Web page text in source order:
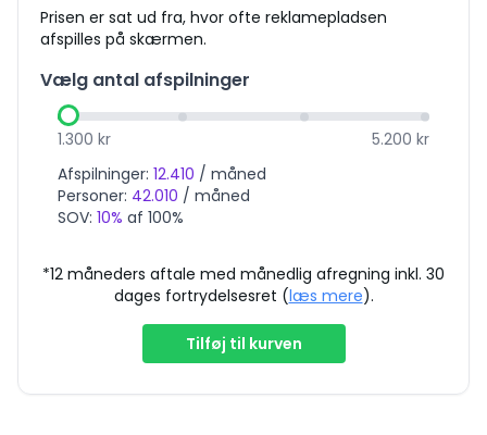
Prisen er sat ud fra, hvor ofte reklamepladsen
afspilles på skærmen.
Vælg antal afspilninger
1.300 kr 5.200 kr
Afspilninger: 12.410 / måned
Personer: 42.010 / måned
SOV: 10% af 100%
*12 måneders aftale med månedlig afregning inkl. 30
dages fortrydelsesret (læs mere).
Tilføj til kurven